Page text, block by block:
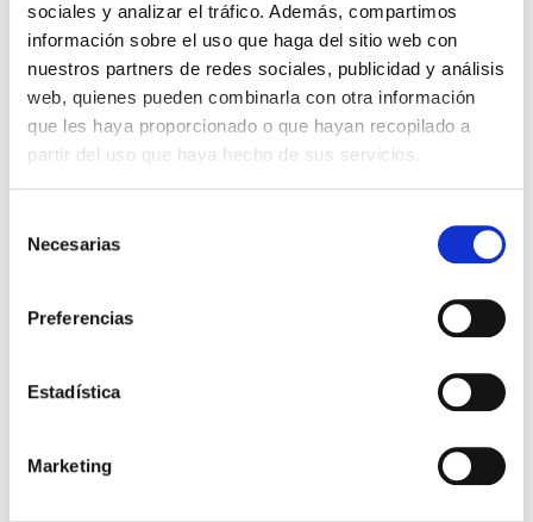
sociales y analizar el tráfico. Además, compartimos
información sobre el uso que haga del sitio web con
nuestros partners de redes sociales, publicidad y análisis
web, quienes pueden combinarla con otra información
que les haya proporcionado o que hayan recopilado a
partir del uso que haya hecho de sus servicios.
Necesarias
Preferencias
Estadística
Marketing
6,72 € Impuestos incluidos
-
Negro Rojo
Con cada almohadilla podrás hacer hasta 3000 impresiones
aproximadamente.